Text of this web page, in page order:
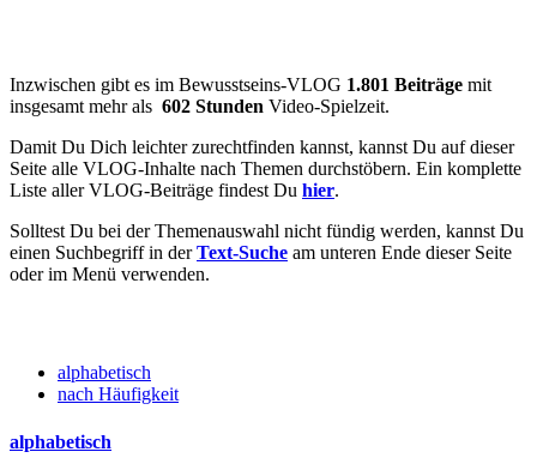
Inzwischen gibt es im Bewusstseins-VLOG 1.801 Beiträge mit
insgesamt mehr als 602 Stunden Video-Spielzeit.
Damit Du Dich leichter zurechtfinden kannst, kannst Du auf dieser
Seite alle VLOG-Inhalte nach Themen durchstöbern. Ein komplette
Liste aller VLOG-Beiträge findest Du hier.
Solltest Du bei der Themenauswahl nicht fündig werden, kannst Du
einen Suchbegriff in derText-Suche am unteren Ende dieser Seite
oder im Menü verwenden.
alphabetisch
nach Häufigkeit
alphabetisch